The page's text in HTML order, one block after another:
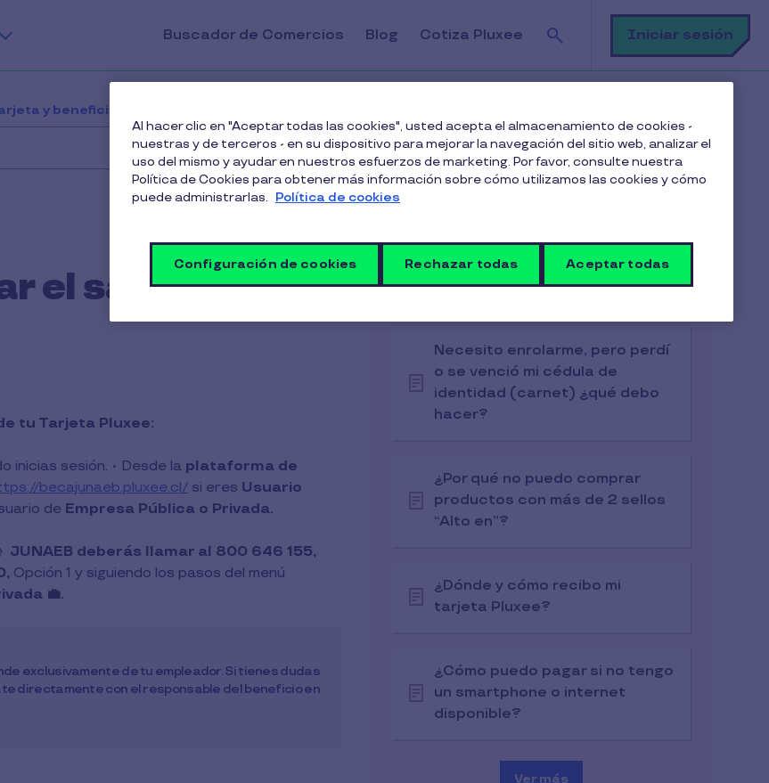
Buscador de Comercios Blog Cotiza Pluxee
Buscar
Iniciar sesión
y beneficios
el saldo de mi
tu Tarjeta Pluxee:
inicias sesión. • Desde la plataforma de
becajunaeb.pluxee.cl/ si eres Usuario
de Empresa Pública o Privada.
JUNAEB deberás llamar al 800 646 155,
Opción 1 y siguiendo los pasos del menú
💼.
exclusivamente de tu empleador. Si tienes dudas
directamente con el responsable del beneficio en
Artículos en esta categoría
Beneficio Junaeb
Necesito enrolarme, pero perdí
o se venció mi cédula de
identidad (carnet) ¿qué debo
hacer?
¿Por qué no puedo comprar
productos con más de 2 sellos
“Alto en”?
¿Dónde y cómo recibo mi
tarjeta Pluxee?
¿Cómo puedo pagar si no tengo
un smartphone o internet
disponible?
Ver más
Al hacer clic en "Aceptar todas las cookies", usted acepta el almacenamiento de cookies -
nuestras y de terceros - en su dispositivo para mejorar la navegación del sitio web, analizar el
uso del mismo y ayudar en nuestros esfuerzos de marketing. Por favor, consulte nuestra
Política de Cookies para obtener más información sobre cómo utilizamos las cookies y cómo
puede administrarlas. Política de cookies
Configuración de cookies Rechazar todas Aceptar todas